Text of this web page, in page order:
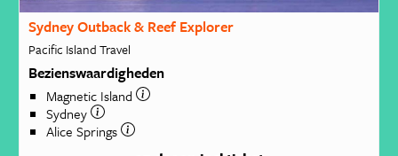
Sydney Outback & Reef Explorer
Pacific Island Travel
Bezienswaardigheden
Magnetic Island
Sydney
Alice Springs